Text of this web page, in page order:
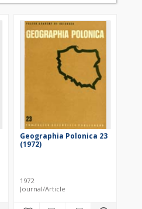
Geographia Polonica 23
(1972)
1972
Journal/Article